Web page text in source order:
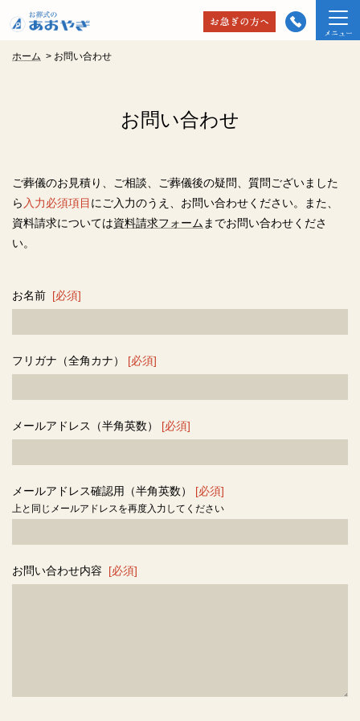
ホーム > お問い合わせ
お問い合わせ
ご葬儀のお見積り、ご相談、ご葬儀後の疑問、質問ございました
ら 入力必須項目 にご入力のうえ、お問い合わせください。また、
資料請求については資料請求フォーム までお問い合わせくださ
い。
お名前 [必須]
フリガナ（全角カナ） [必須]
メールアドレス（半角英数） [必須]
メールアドレス確認用（半角英数） [必須]
上と同じメールアドレスを再度入力してください
お問い合わせ内容 [必須]